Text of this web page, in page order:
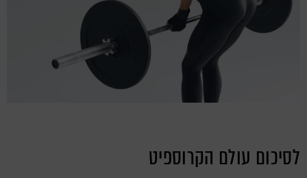
לסיכום עולם הקרוספיט